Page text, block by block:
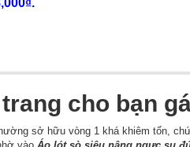
cho bạn
sở hữu vòng 1 khá khiêm tốn,